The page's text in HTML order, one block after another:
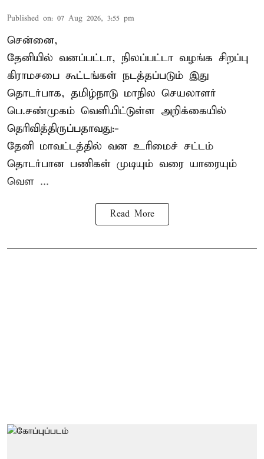
Published on: 07 Aug 2026, 3:55 pm
சென்னை,
தேனியில் வனப்பட்டா, நிலப்பட்டா வழங்க சிறப்பு
கிராமசபை கூட்டங்கள் நடத்தப்படும் இது
தொடர்பாக, தமிழ்நாடு மாநில செயலாளர்
பெ.சண்முகம் வெளியிட்டுள்ள அறிக்கையில்
தெரிவித்திருப்பதாவது:-
தேனி மாவட்டத்தில் வன உரிமைச் சட்டம்
தொடர்பான பணிகள் முடியும் வரை யாரையும்
வெள ...
Read More